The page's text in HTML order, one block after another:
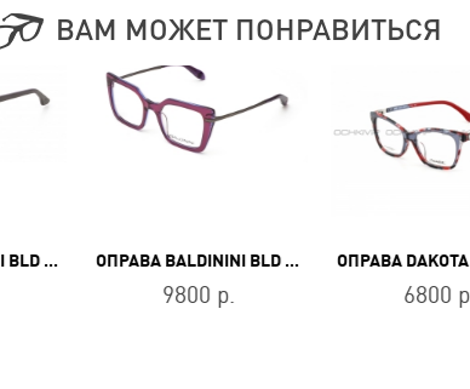
ВАМ МОЖЕТ ПОНРАВИТЬСЯ
ОПРАВА BALDININI BLD 2683 PU 302 ОПРАВА BALDININI BLD 2452 PF 503
9800 р. 6800